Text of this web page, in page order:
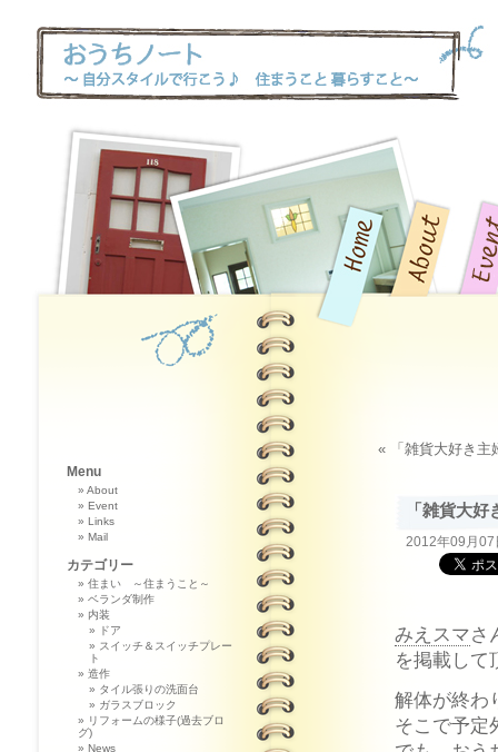
« 「雑貨大好き主
「雑貨大
2012年09月07
みえスマさ
を掲載して
解体が終わ
そこで予定
Menu
About
Event
Links
Mail
カテゴリー
住まい ～住まうこと～
ベランダ制作
内装
ドア
スイッチ＆スイッチプレー
ト
造作
タイル張りの洗面台
ガラスブロック
リフォームの様子(過去ブロ
グ)
News